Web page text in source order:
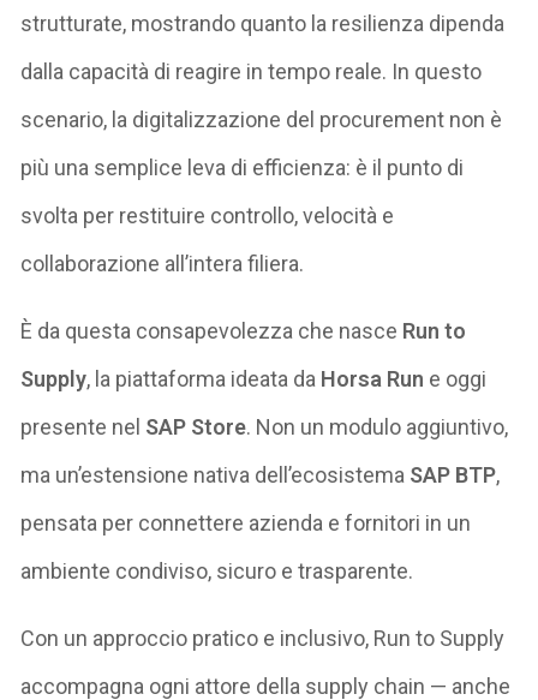
strutturate, mostrando quanto la resilienza dipenda
dalla capacità di reagire in tempo reale. In questo
scenario, la digitalizzazione del procurement non è
più una semplice leva di efficienza: è il punto di
svolta per restituire controllo, velocità e
collaborazione all’intera filiera.
È da questa consapevolezza che nasce Run to
Supply, la piattaforma ideata da Horsa Run e oggi
presente nel SAP Store. Non un modulo aggiuntivo,
ma un’estensione nativa dell’ecosistema SAP BTP,
pensata per connettere azienda e fornitori in un
ambiente condiviso, sicuro e trasparente.
Con un approccio pratico e inclusivo, Run to Supply
accompagna ogni attore della supply chain — anche